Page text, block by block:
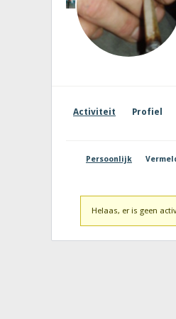
Activiteit Profiel
Persoonlijk
Helaas, er is geen